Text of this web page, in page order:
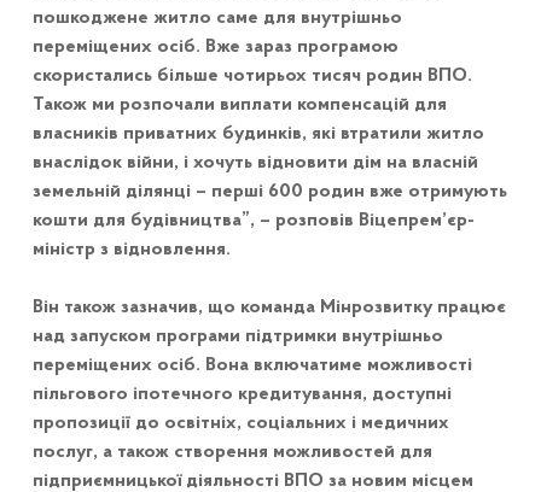
пошкоджене житло саме для внутрішньо
переміщених осіб. Вже зараз програмою
скористались більше чотирьох тисяч родин ВПО.
Також ми розпочали виплати компенсацій для
власників приватних будинків, які втратили житло
внаслідок війни, і хочуть відновити дім на власній
земельній ділянці – перші 600 родин вже отримують
кошти для будівництва”, – розповів Віцепрем’єр-
міністр з відновлення.
Він також зазначив, що команда Мінрозвитку працює
над запуском програми підтримки внутрішньо
переміщених осіб. Вона включатиме можливості
пільгового іпотечного кредитування, доступні
пропозиції до освітніх, соціальних і медичних
послуг, а також створення можливостей для
підприємницької діяльності ВПО за новим місцем